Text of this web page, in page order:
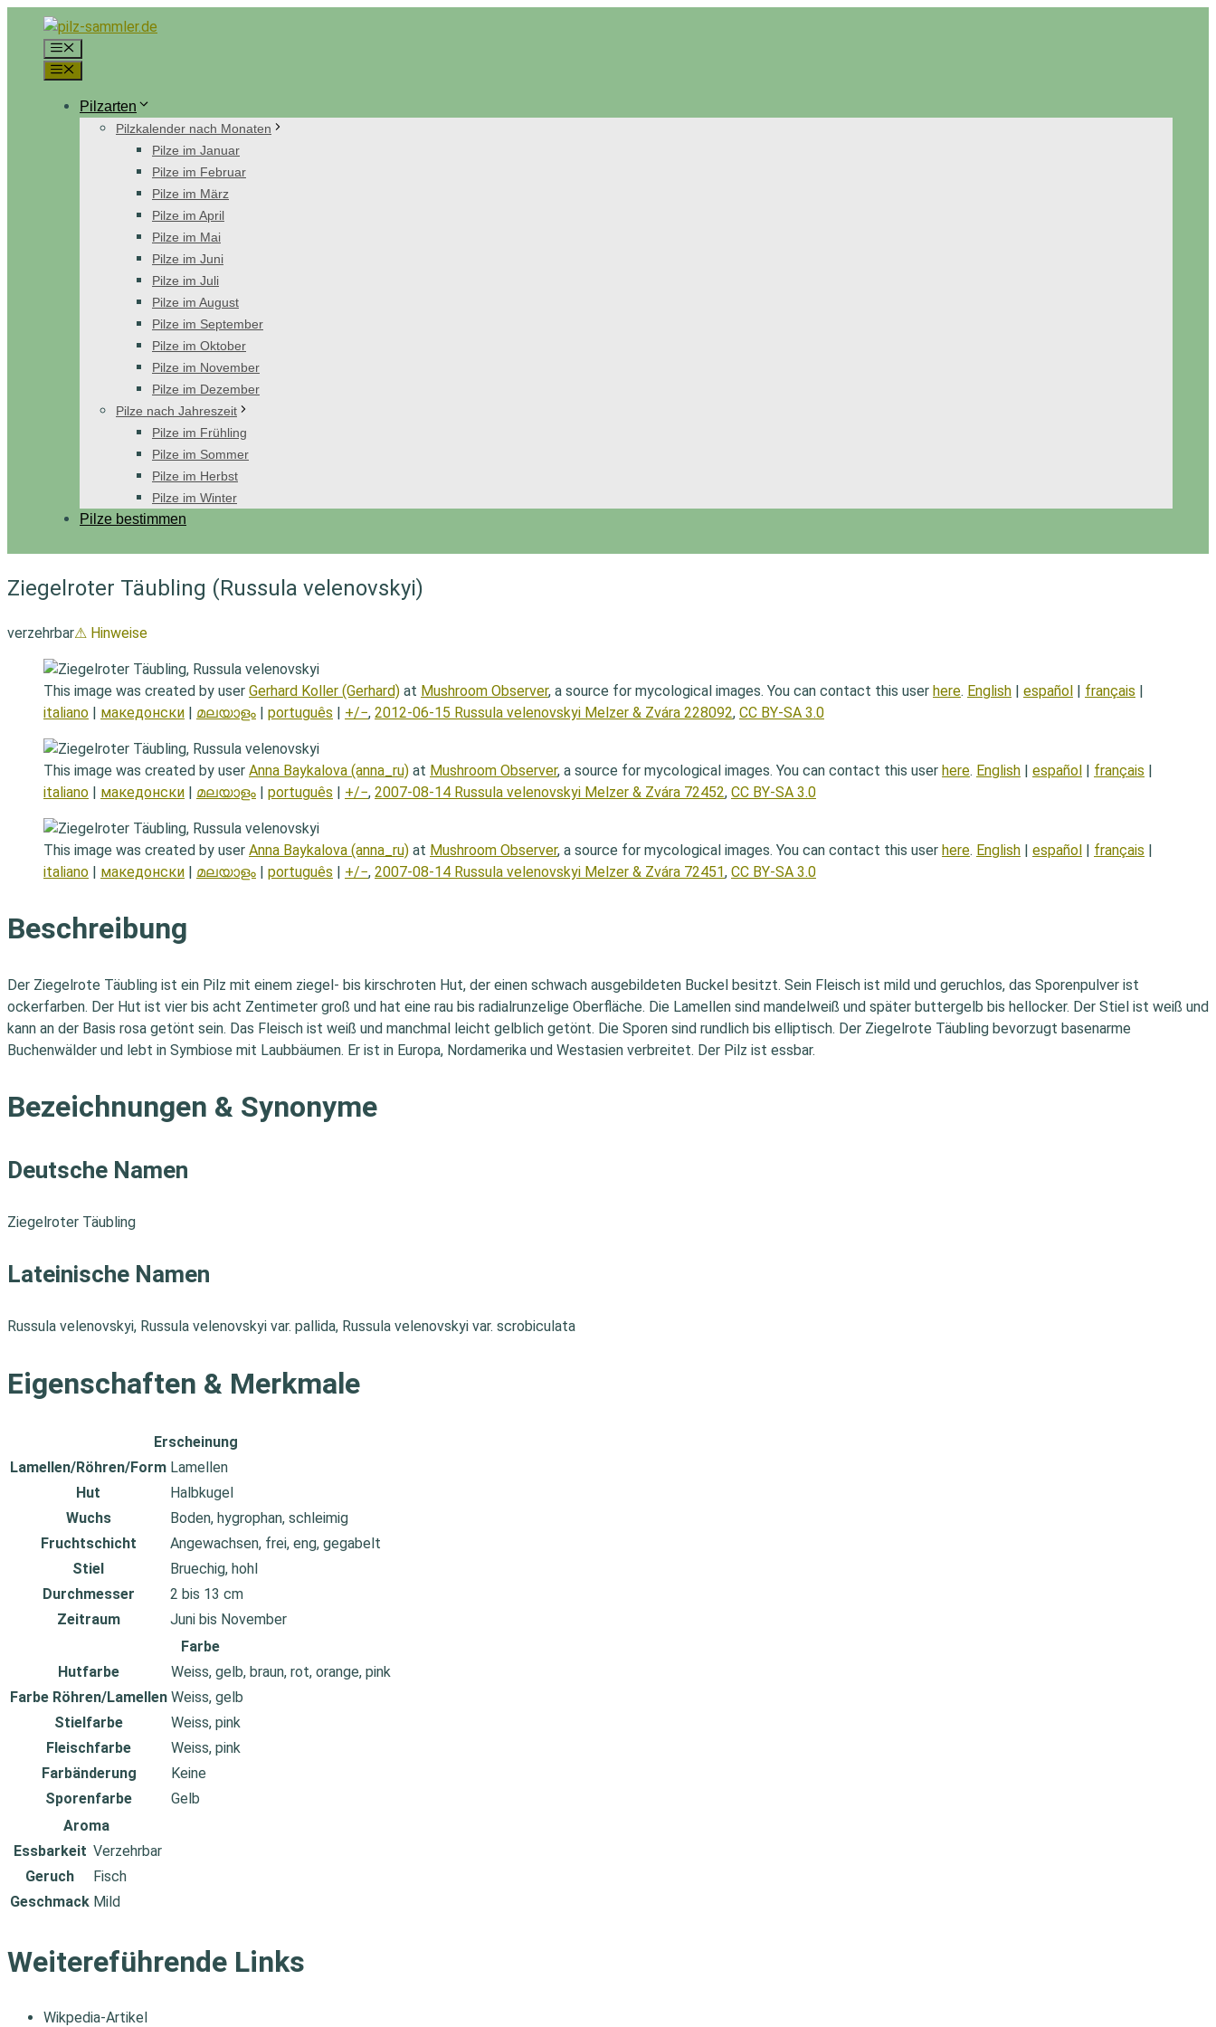
springen
Pilzarten
Pilzkalender nach Monaten
Pilze im Januar
Pilze im Februar
Pilze im März
Pilze im April
Pilze im Mai
Pilze im Juni
Pilze im Juli
Pilze im August
Pilze im September
Pilze im Oktober
Pilze im November
Pilze im Dezember
Pilze nach Jahreszeit
Pilze im Frühling
Pilze im Sommer
Pilze im Herbst
Pilze im Winter
Pilze bestimmen
Ziegelroter Täubling (Russula velenovskyi)
verzehrbar⚠ Hinweise
This image was created by user Gerhard Koller (Gerhard) at Mushroom Observer, a source for mycological images. You can contact this user here. English | español | français |
italiano | македонски | മലയാളം | português | +/−, 2012-06-15 Russula velenovskyi Melzer & Zvára 228092, CC BY-SA 3.0
This image was created by user Anna Baykalova (anna_ru) at Mushroom Observer, a source for mycological images. You can contact this user here. English | español | français |
italiano | македонски | മലയാളം | português | +/−, 2007-08-14 Russula velenovskyi Melzer & Zvára 72452, CC BY-SA 3.0
This image was created by user Anna Baykalova (anna_ru) at Mushroom Observer, a source for mycological images. You can contact this user here. English | español | français |
italiano | македонски | മലയാളം | português | +/−, 2007-08-14 Russula velenovskyi Melzer & Zvára 72451, CC BY-SA 3.0
Beschreibung
Der Ziegelrote Täubling ist ein Pilz mit einem ziegel- bis kirschroten Hut, der einen schwach ausgebildeten Buckel besitzt. Sein Fleisch ist mild und geruchlos, das Sporenpulver ist
ockerfarben. Der Hut ist vier bis acht Zentimeter groß und hat eine rau bis radialrunzelige Oberfläche. Die Lamellen sind mandelweiß und später buttergelb bis hellocker. Der Stiel ist weiß und
kann an der Basis rosa getönt sein. Das Fleisch ist weiß und manchmal leicht gelblich getönt. Die Sporen sind rundlich bis elliptisch. Der Ziegelrote Täubling bevorzugt basenarme
Buchenwälder und lebt in Symbiose mit Laubbäumen. Er ist in Europa, Nordamerika und Westasien verbreitet. Der Pilz ist essbar.
Bezeichnungen & Synonyme
Deutsche Namen
Ziegelroter Täubling
Lateinische Namen
Russula velenovskyi, Russula velenovskyi var. pallida, Russula velenovskyi var. scrobiculata
Eigenschaften & Merkmale
Erscheinung
Lamellen/Röhren/Form Lamellen
Hut
Halbkugel
Wuchs
Boden, hygrophan, schleimig
Fruchtschicht
Angewachsen, frei, eng, gegabelt
Stiel
Bruechig, hohl
Durchmesser
2 bis 13 cm
Zeitraum
Juni bis November
Farbe
Hutfarbe
Weiss, gelb, braun, rot, orange, pink
Farbe Röhren/Lamellen Weiss, gelb
Stielfarbe
Weiss, pink
Fleischfarbe
Weiss, pink
Farbänderung
Keine
Sporenfarbe
Gelb
Aroma
Essbarkeit Verzehrbar
Geruch
Fisch
Geschmack Mild
Weitereführende Links
Wikpedia-Artikel